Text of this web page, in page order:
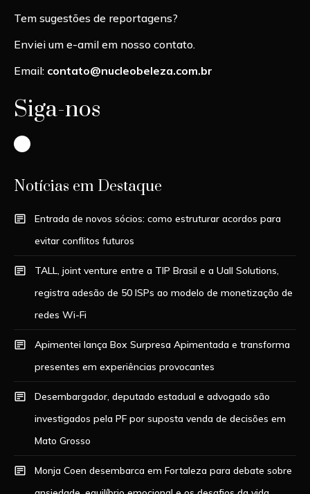
Tem sugestões de reportagens?
Enviei um e-amil em nosso contato.
Email: contato@nucleobeleza.com.br
Siga-nos
Instagram
Notícias em Destaque
Entrada de novos sócios: como estruturar acordos para
evitar conflitos futuros
TALL, joint venture entre a TIP Brasil e a Uall Solutions,
registra adesão de 50 ISPs ao modelo de monetização de
redes Wi-Fi
Apimentei lança Box Surpresa Apimentada e transforma
presentes em experiências provocantes
Desembargador, deputado estadual e advogado são
investigados pela PF por suposta venda de decisões em
Mato Grosso
Monja Coen desembarca em Fortaleza para debate sobre